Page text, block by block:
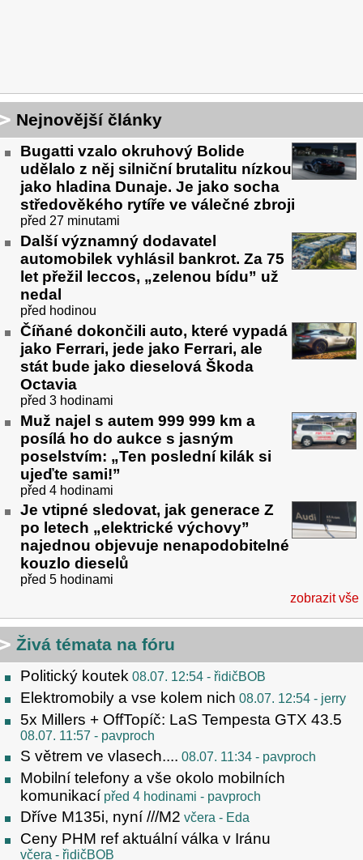
Nejnovější články
Bugatti vzalo okruhový Bolide
udělalo z něj silniční brutalitu nízkou
jako hladina Dunaje. Je jako socha
středověkého rytíře ve válečné zbroji
před 27 minutami
Další významný dodavatel
automobilek vyhlásil bankrot. Za 75
let přežil leccos, „zelenou bídu” už
nedal
před hodinou
Číňané dokončili auto, které vypadá
jako Ferrari, jede jako Ferrari, ale
stát bude jako dieselová Škoda
Octavia
před 3 hodinami
Muž najel s autem 999 999 km a
posílá ho do aukce s jasným
poselstvím: „Ten poslední kilák si
ujeďte sami!”
před 4 hodinami
Je vtipné sledovat, jak generace Z
po letech „elektrické výchovy”
najednou objevuje nenapodobitelné
kouzlo dieselů
před 5 hodinami
zobrazit vše
Živá témata na fóru
Politický koutek 08.07. 12:54 - řidičBOB
Elektromobily a vse kolem nich 08.07. 12:54 - jerry
5x Millers + OffTopíč: LaS Tempesta GTX 43.5
08.07. 11:57 - pavproch
S větrem ve vlasech.... 08.07. 11:34 - pavproch
Mobilní telefony a vše okolo mobilních
komunikací před 4 hodinami - pavproch
Dříve M135i, nyní ///M2 včera - Eda
Ceny PHM ref aktuální válka v Iránu
včera - řidičBOB